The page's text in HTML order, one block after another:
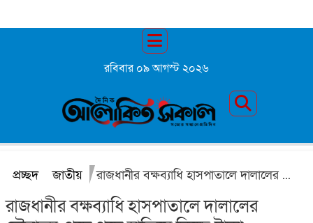
রবিবার ০৯ আগস্ট ২০২৬
প্রচ্ছদ জাতীয় রাজধানীর বক্ষব্যাধি হাসপাতালে দালালের দৌরাত্ম্য, পদে পদে হাতিয়ে নিচ্ছে টাকা
রাজধানীর বক্ষব্যাধি হাসপাতালে দালালের